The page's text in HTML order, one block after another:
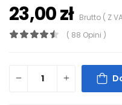
23,00 złBrutto ( Z
( 88 Opini )